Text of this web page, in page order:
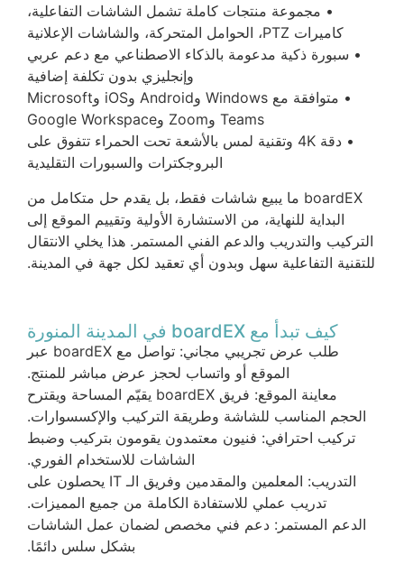
• مجموعة منتجات كاملة تشمل الشاشات التفاعلية،
كاميرات PTZ، الحوامل المتحركة، والشاشات الإعلانية
• سبورة ذكية مدعومة بالذكاء الاصطناعي مع دعم عربي
وإنجليزي بدون تكلفة إضافية
• متوافقة مع Windows وAndroid وiOS وMicrosoft
Teams وZoom وGoogle Workspace
• دقة 4K وتقنية لمس بالأشعة تحت الحمراء تتفوق على
البروجكترات والسبورات التقليدية
boardEX ما يبيع شاشات فقط، بل يقدم حل متكامل من
البداية للنهاية، من الاستشارة الأولية وتقييم الموقع إلى
التركيب والتدريب والدعم الفني المستمر. هذا يخلي الانتقال
للتقنية التفاعلية سهل وبدون أي تعقيد لكل جهة في المدينة.
كيف تبدأ مع boardEX في المدينة المنورة
طلب عرض تجريبي مجاني: تواصل مع boardEX عبر
الموقع أو واتساب لحجز عرض مباشر للمنتج.
معاينة الموقع: فريق boardEX يقيّم المساحة ويقترح
الحجم المناسب للشاشة وطريقة التركيب والإكسسوارات.
تركيب احترافي: فنيون معتمدون يقومون بتركيب وضبط
الشاشات للاستخدام الفوري.
التدريب: المعلمين والمقدمين وفريق الـ IT يحصلون على
تدريب عملي للاستفادة الكاملة من جميع المميزات.
الدعم المستمر: دعم فني مخصص لضمان عمل الشاشات
بشكل سلس دائمًا.